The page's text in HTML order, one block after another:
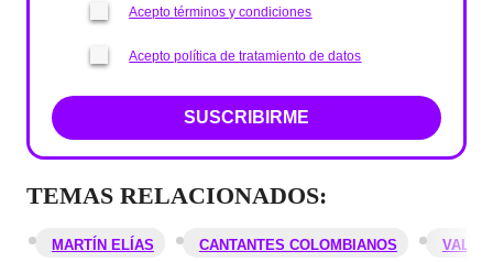
Acepto términos y condiciones
Acepto política de tratamiento de datos
SUSCRIBIRME
TEMAS RELACIONADOS:
MARTÍN ELÍAS CANTANTES COLOMBIANOS